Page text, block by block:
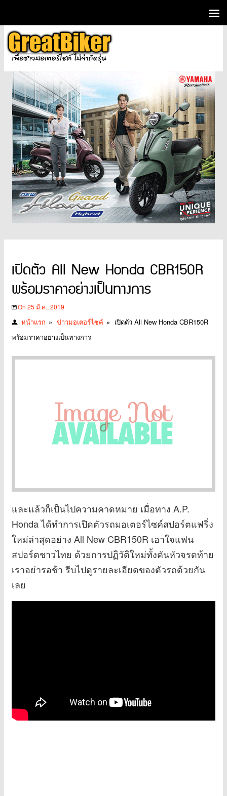
เปิดตัว All New Honda CBR150R
พร้อมราคาอย่างเป็นทางการ
On 25 มี.ค., 2019
หน้าแรก » ข่าวมอเตอร์ไซค์ » เปิดตัว All New Honda CBR150R
พร้อมราคาอย่างเป็นทางการ
และแล้วก็เป็นไปความคาดหมาย เมื่อทาง A.P.
Honda ได้ทำการเปิดตัวรถมอเตอร์ไซค์สปอร์ตแฟริ่ง
ใหม่ล่าสุดอย่าง All New CBR150R เอาใจแฟน
สปอร์ตชาวไทย ด้วยการปฏิวัติใหม่ทั้งคันหัวจรดท้าย
เราอย่ารอช้า รีบไปดูรายละเอียดของตัวรถด้วยกัน
เลย